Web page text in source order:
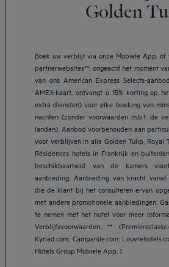
Golden
Boek uw verblijf via onze Mobiele App, of
partnerwebsites**, ongeacht het moment
van ons American Express Selects-
AMEX-kaart, ontvangt u 15% korting op
extra diensten) voor elke boeking van
nachten (zonder voorwaarden m.b.t. de
landen). Aanbod voorbehouden aan
voor verblijven in alle Golden Tulip, Royal
Résidences hotels in Frankrijk en
beschikbaarheid van de kamers
aanbieding. Aanbieding van kracht
die de klant bij het consulteren ervan
met andere promotionele aanbiedingen.
te nemen met het hotel voor meer
Verblijfsvoorwaarden. **
Kyriad.com; Campanile.com;
Hotels Group Mobiele App. )
Hotels in Breda
Hotels in Helmond